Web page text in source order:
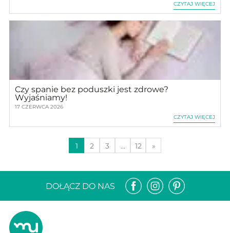
CZYTAJ WIĘCEJ
Czy spanie bez poduszki jest zdrowe?
Wyjaśniamy!
17 CZERWCA 2026
CZYTAJ WIĘCEJ
1 2 3 … 12 »
DOŁĄCZ DO NAS